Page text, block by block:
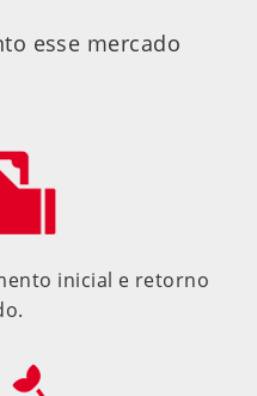
esse mercado
inicial e retorno